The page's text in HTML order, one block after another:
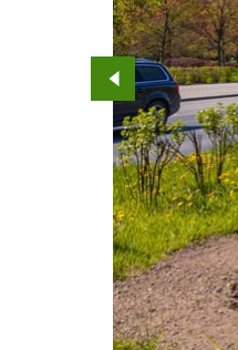
Przejdź do